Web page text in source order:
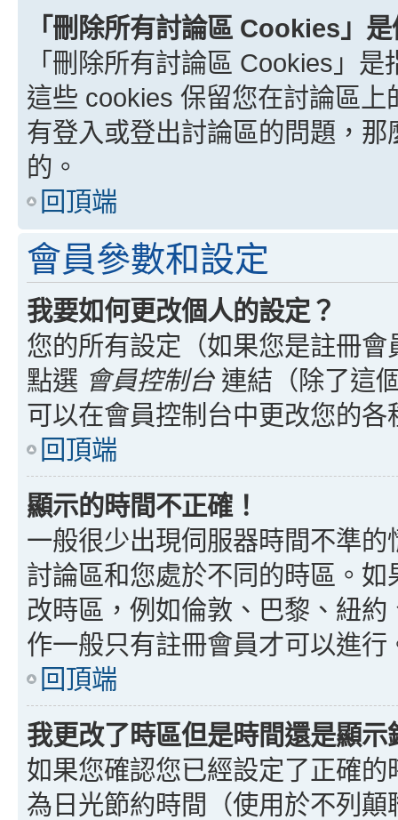
「刪除所有討論區 Cookies」
「刪除所有討論區 Cookies」
這些 cookies 保留您在討論區
有登入或登出討論區的問題，
的。
回頂端
會員參數和設定
我要如何更改個人的設定？
您的所有設定（如果您是註冊
點選 會員控制台連結（除了這
可以在會員控制台中更改您的各
回頂端
顯示的時間不正確！
一般很少出現伺服器時間不準
討論區和您處於不同的時區。
改時區，例如倫敦、巴黎、紐
作一般只有註冊會員才可以進
回頂端
我更改了時區但是時間還是顯示
如果您確認您已經設定了正確
為日光節約時間（使用於不列